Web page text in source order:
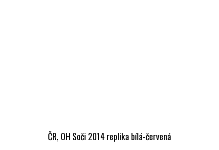
ČR, OH Soči 2014 replika bílá-červená